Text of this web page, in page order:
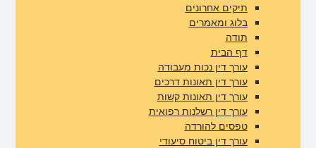
תיקים אחרונים
בלוג ומאמרים​
תודה
דף הבית
עורך דין נכות מעבודה
עורך דין תאונות דרכים
עורך דין תאונות קשות
עורך דין רשלנות רפואית
טפסים להורדה
עורך דין ביטוח סיעודי